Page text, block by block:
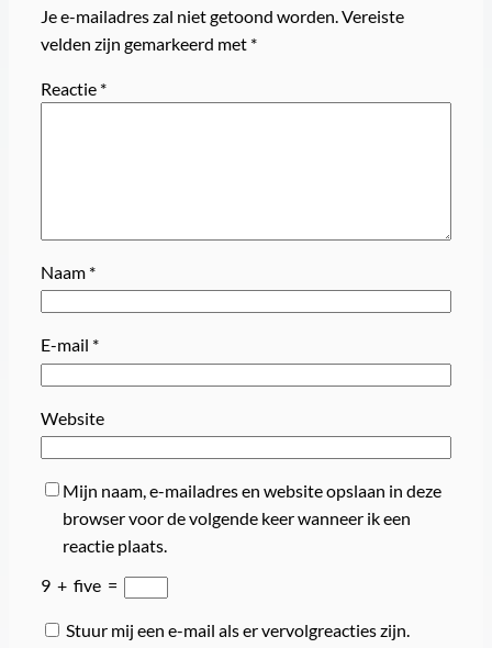
Je e-mailadres zal niet getoond worden. Vereiste
velden zijn gemarkeerd met *
Reactie *
Naam *
E-mail *
Website
Mijn naam, e-mailadres en website opslaan in deze
browser voor de volgende keer wanneer ik een
reactie plaats.
9 + five =
Stuur mij een e-mail als er vervolgreacties zijn.